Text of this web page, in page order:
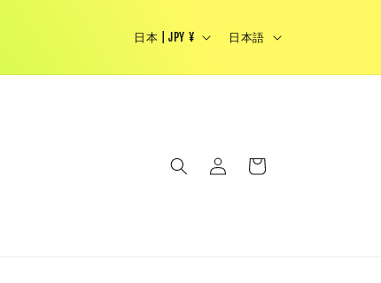
Japanese brand select shop - We Ship Woldwide
国
日本 | JPY ¥
言
日本語
グ
イ
ー